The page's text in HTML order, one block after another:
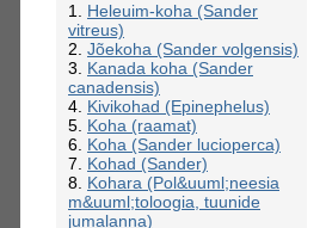
1. Heleuim-koha (Sander
vitreus)
2. Jõekoha (Sander volgensis)
3. Kanada koha (Sander
canadensis)
4. Kivikohad (Epinephelus)
5. Koha (raamat)
6. Koha (Sander lucioperca)
7. Kohad (Sander)
8. Kohara (Pol&uuml;neesia
m&uuml;toloogia, tuunide
jumalanna)